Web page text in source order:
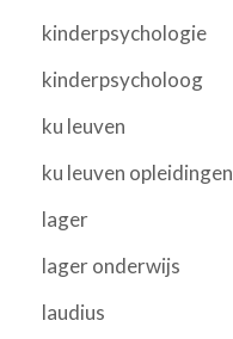
kinderpsychologie
kinderpsycholoog
ku leuven
ku leuven opleidingen
lager
lager onderwijs
laudius